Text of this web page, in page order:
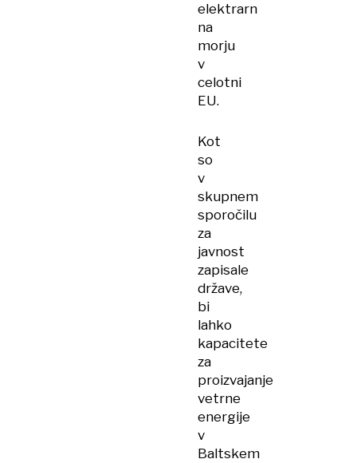
elektrarn
na
morju
v
celotni
EU.
Kot
so
v
skupnem
sporočilu
za
javnost
zapisale
države,
bi
lahko
kapacitete
za
proizvajanje
vetrne
energije
v
Baltskem